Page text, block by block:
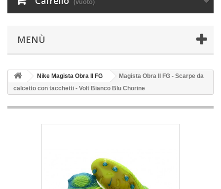
(vuoto)
MENÙ
Nike Magista Obra II FG
Magista Obra II FG - Scarpe da
calcetto con tacchetti - Volt Bianco Blu Chorine